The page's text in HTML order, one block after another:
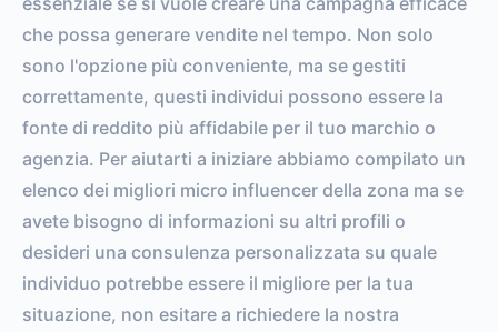
che possa generare vendite nel tempo. Non solo
sono l'opzione più conveniente, ma se gestiti
correttamente, questi individui possono essere la
fonte di reddito più affidabile per il tuo marchio o
agenzia. Per aiutarti a iniziare abbiamo compilato un
elenco dei migliori micro influencer della zona ma se
avete bisogno di informazioni su altri profili o
desideri una consulenza personalizzata su quale
individuo potrebbe essere il migliore per la tua
situazione, non esitare a richiedere la nostra